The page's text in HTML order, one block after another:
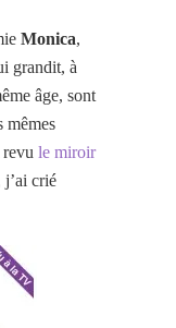
Monica,
grandit, à
âge, sont
mêmes
le miroir
j’ai crié